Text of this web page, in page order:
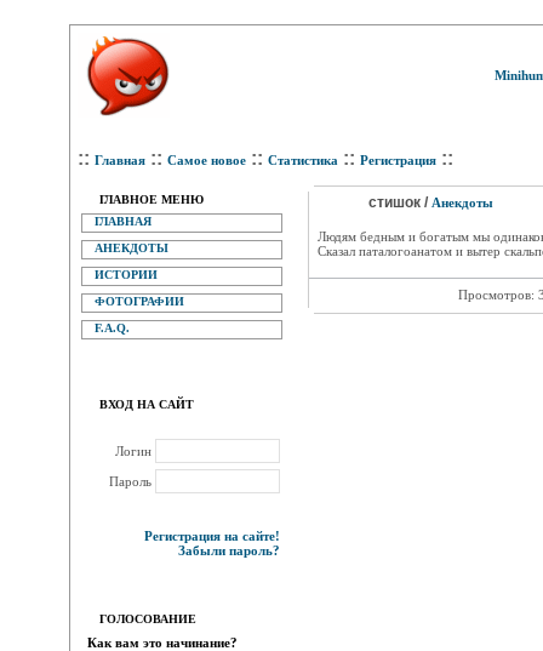
:: Главная :: Самое новое :: Статистика :: Регистрация ::
ГЛАВНОЕ МЕНЮ
ГЛАВНАЯ
АНЕКДОТЫ
ИСТОРИИ
ФОТОГРАФИИ
F.A.Q.
ВХОД НА САЙТ
Логин
Пароль
Регистрация на сайте!
Забыли пароль?
ГОЛОСОВАНИЕ
Как вам это начинание?
стишок / Анекдоты
Людям бедным и богатым мы
Сказал паталогоанатом и вытер
Просмотров: